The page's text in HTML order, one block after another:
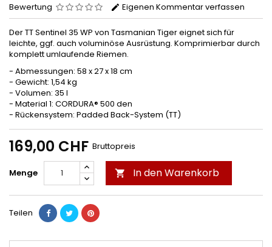
Bewertung Eigenen Kommentar verfassen
Der TT Sentinel 35 WP von Tasmanian Tiger eignet sich für
leichte, ggf. auch voluminöse Ausrüstung. Komprimierbar durch
komplett umlaufende Riemen.
- Abmessungen: 58 x 27 x 18 cm
- Gewicht: 1,54 kg
- Volumen: 35 l
- Material 1: CORDURA® 500 den
- Rückensystem: Padded Back-System (TT)
169,00 CHF Bruttopreis
Menge  In den Warenkorb
Teilen